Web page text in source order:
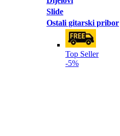
Slide
Ostali gitarski pribor
Top Seller
-5%